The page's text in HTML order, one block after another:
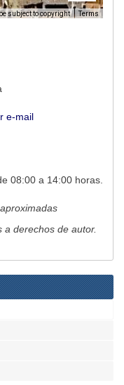
subject to copyright Terms
e-mail
08:00 a 14:00 horas.
a derechos de autor.